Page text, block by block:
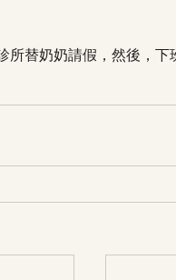
所替奶奶請假，然後，下